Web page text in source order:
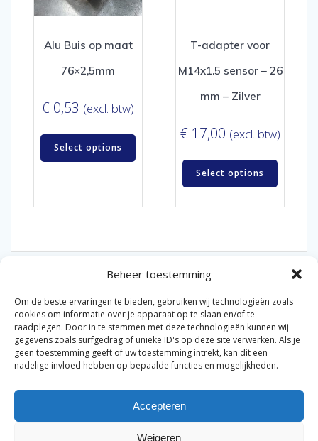
Beheer toestemming
Om de beste ervaringen te bieden, gebruiken wij technologieën zoals
cookies om informatie over je apparaat op te slaan en/of te
raadplegen. Door in te stemmen met deze technologieën kunnen wij
gegevens zoals surfgedrag of unieke ID's op deze site verwerken. Als je
geen toestemming geeft of uw toestemming intrekt, kan dit een
nadelige invloed hebben op bepaalde functies en mogelijkheden.
Accepteren
Weigeren
Alu Buis op maat
76×2,5mm
€ 0,53 (excl. btw)
Select options
T-adapter voor
M14x1.5 sensor – 26
mm – Zilver
€ 17,00 (excl. btw)
Select options
© 2026 Van der Bel Las en Radiateurenbedrijf.
Privacyverklaring|Cookiebeleid|Retourbeleid|
Algemene voorwaarden voor consumenten
algemene voorwaarden
Disclaimer